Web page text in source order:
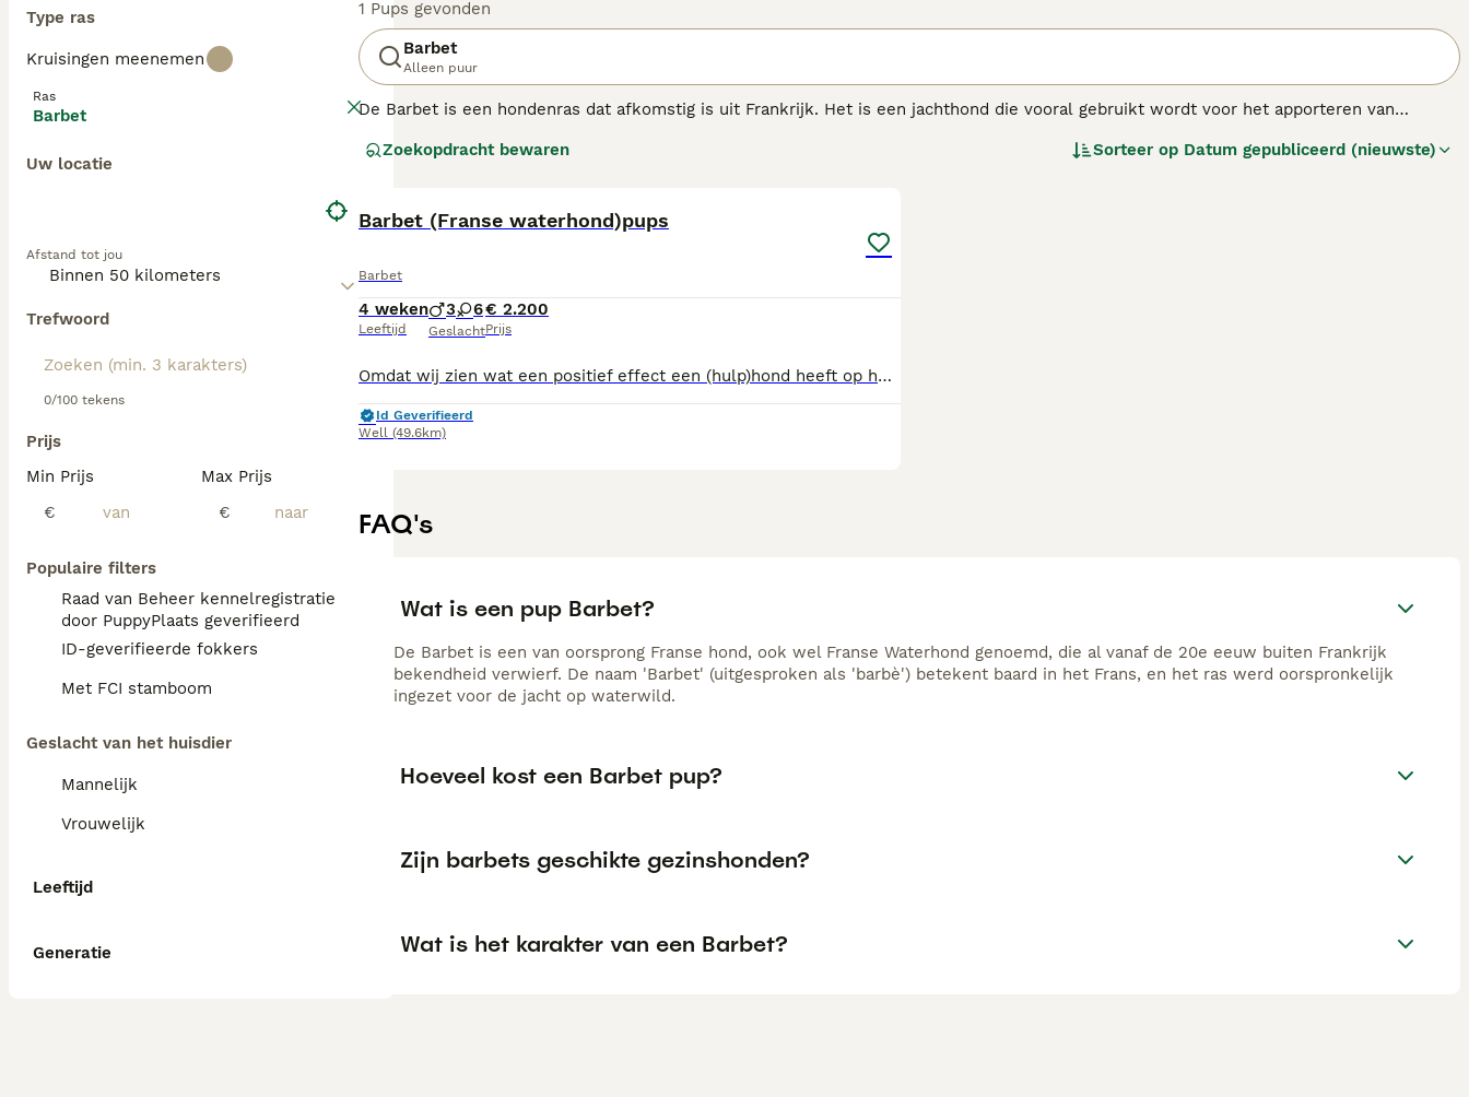
Type ras
Kruisingen meenemen
Ras
Barbet
Uw locatie
Afstand tot jou
Trefwoord
0/100 tekens
Prijs
Min Prijs
€
Max Prijs
€
Populaire filters
Raad van Beheer kennelregistratie
door PuppyPlaats geverifieerd
ID-geverifieerde fokkers
Met FCI stamboom
Geslacht van het huisdier
Mannelijk
Vrouwelijk
Leeftijd
Generatie
1 Pups gevonden
Barbet
Alleen puur
De Barbet is een hondenras dat afkomstig is uit Frankrijk. Het is een jachthond die vooral gebruikt wordt voor het apporteren van
wordt ook wel Franse waterhond genoemd.
Zoekopdracht bewaren Sorteer op Datum gepubliceerd (nieuwste)
Barbet (Franse waterhond)pups
Barbet
4 weken
Leeftijd
3 6
Geslacht
€ 2.200
Prijs
Omdat wij zien wat een positief effect een (hulp)hond heeft op het welzijn van mensen en in het bijzonder op jongeren en kinderen fokken wij af en toe een nestje Barbets en Doodles (Labradoodles & Cockapoo's/Cockerdoodles). Wij wensen meer mensen/jongeren zo'n maatje aan hun zij! Het mensgerichte karakter maakt dat deze honden naast gezellige huishond uitermate geschikt zijn als hulphond. De niet verharende vacht is een prettige bijkomstigheid, zeker voor mensen met een allergie! De pups groeien op in huiselijke kring en worden goed gesocialiseerd. Op onze kleinschalige zorgboerderij komen zij dagelijks in contact met diverse mensen en dieren en wij gaan regelmatig met ze op pad. Wij werken volgens de Puppy Culture Methode, een wetenschappelijk onderbouwd programma om de pups zowel fysiek als mentaal de best mogelijke start te geven. Op onze Facebook pagina Welldoodles vindt u beeldmateriaal van hoe de eerste weken van het leven van de pups er bij ons uitzien. Of bekijk onze website welljezelf.nl voor meer informatie! Een pup in huis is genieten maar kan ook zwaar zijn, zeker de eerste periode. Wij bieden de optie de pup langer bij ons te laten. Wij maken dan al een start met de opvoeding /training van uw pup. Wendy is kynologisch en hulphonden instructeur. Wij fokken uitsluitend met uitgebreid geteste en goed bevonden ouderdieren met een goed karakter!
Id Geverifieerd
Well (49.6km)
FAQ's
Wat is een pup Barbet?
De Barbet is een van oorsprong Franse hond, ook wel Franse Waterhond genoemd, die al vanaf de 20e eeuw buiten Frankrijk
bekendheid verwierf. De naam 'Barbet' (uitgesproken als 'barbè') betekent baard in het Frans, en het ras werd oorspronkelijk
ingezet voor de jacht op waterwild.
Hoeveel kost een Barbet pup?
Zijn barbets geschikte gezinshonden?
Wat is het karakter van een Barbet?